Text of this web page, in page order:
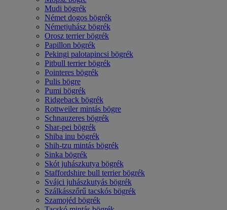
Mudi bögrék
Német dogos bögrék
Németjuhász bögrék
Orosz terrier bögrék
Papillon bögrék
Pekingi palotapincsi bögrék
Pitbull terrier bögrék
Pointeres bögrék
Pulis bögre
Pumi bögrék
Ridgeback bögrék
Rottweiler mintás bögre
Schnauzeres bögrék
Shar-pei bögrék
Shiba inu bögrék
Shih-tzu mintás bögrék
Sinka bögrék
Skót juhászkutya bögrék
Staffordshire bull terrier bögrék
Svájci juhászkutyás bögrék
Szálkásszőrű tacskós bögrék
Szamojéd bögrék